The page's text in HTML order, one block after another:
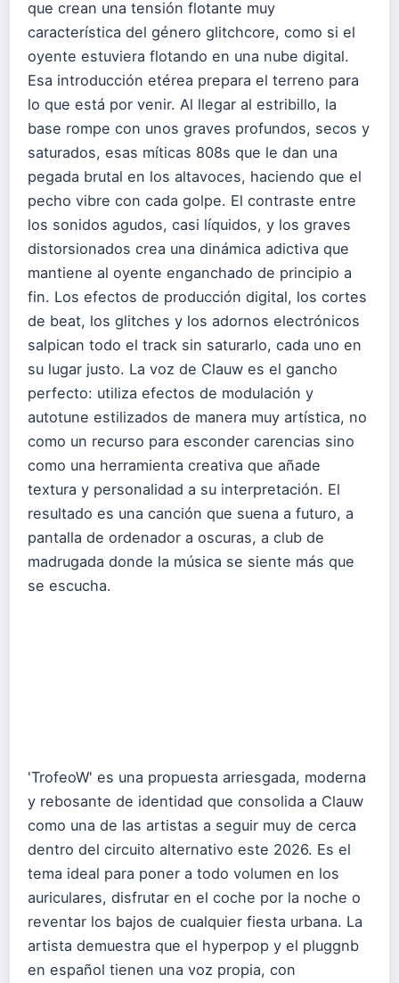
que crean una tensión flotante muy
característica del género glitchcore, como si el
oyente estuviera flotando en una nube digital.
Esa introducción etérea prepara el terreno para
lo que está por venir. Al llegar al estribillo, la
base rompe con unos graves profundos, secos y
saturados, esas míticas 808s que le dan una
pegada brutal en los altavoces, haciendo que el
pecho vibre con cada golpe. El contraste entre
los sonidos agudos, casi líquidos, y los graves
distorsionados crea una dinámica adictiva que
mantiene al oyente enganchado de principio a
fin. Los efectos de producción digital, los cortes
de beat, los glitches y los adornos electrónicos
salpican todo el track sin saturarlo, cada uno en
su lugar justo. La voz de Clauw es el gancho
perfecto: utiliza efectos de modulación y
autotune estilizados de manera muy artística, no
como un recurso para esconder carencias sino
como una herramienta creativa que añade
textura y personalidad a su interpretación. El
resultado es una canción que suena a futuro, a
pantalla de ordenador a oscuras, a club de
madrugada donde la música se siente más que
se escucha.
'TrofeoW' es una propuesta arriesgada, moderna
y rebosante de identidad que consolida a Clauw
como una de las artistas a seguir muy de cerca
dentro del circuito alternativo este 2026. Es el
tema ideal para poner a todo volumen en los
auriculares, disfrutar en el coche por la noche o
reventar los bajos de cualquier fiesta urbana. La
artista demuestra que el hyperpop y el pluggnb
en español tienen una voz propia, con